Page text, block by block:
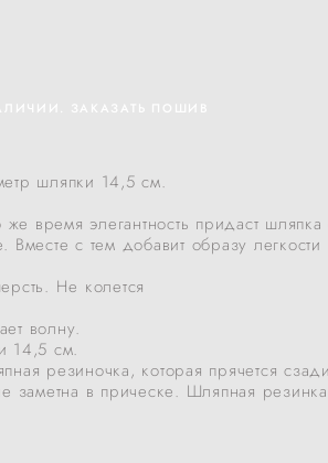
ЗАКАЗАТЬ ПОШИВ
шляпки 14,5 см.
же время элегантность придаст шляпка
Вместе с тем добавит образу легкости
Не колется
волну.
14,5 см.
резиночка, которая прячется
заметна в прическе. Шляпная